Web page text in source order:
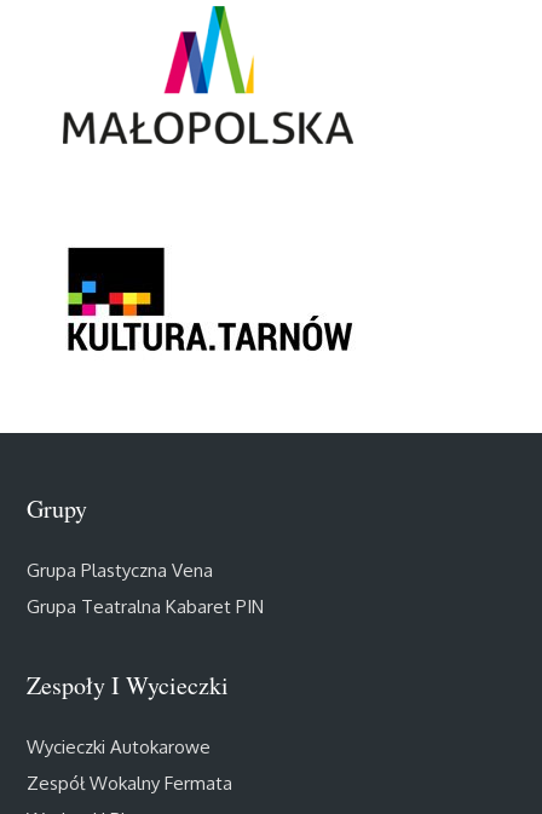
Grupy
Grupa Plastyczna Vena
Grupa Teatralna Kabaret PIN
Zespoły I Wycieczki
Wycieczki Autokarowe
Zespół Wokalny Fermata